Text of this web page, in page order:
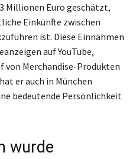
Millionen Euro geschätzt,
Einkünfte zwischen
ist. Diese Einnahmen
auf YouTube,
von Merchandise-Produkten
er auch in München
bedeutende Persönlichkeit
wurde